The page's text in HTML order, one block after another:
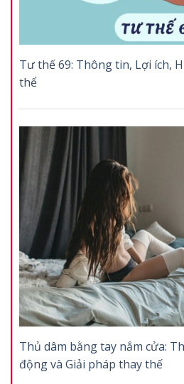
Tư thế 69: Thông tin, Lợi ích,
thể
Thủ dâm bằng tay nắm cửa:
động và Giải pháp thay thế